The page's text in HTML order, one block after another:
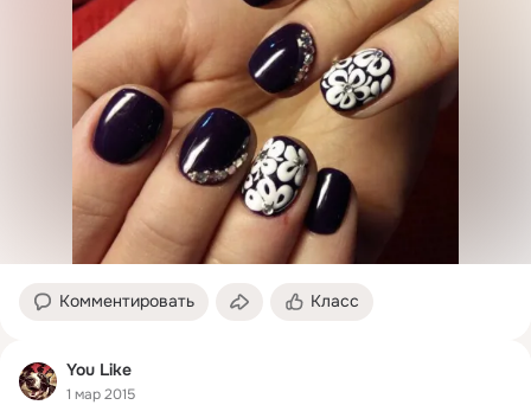
Комментировать Класс
You Like
1 мар 2015